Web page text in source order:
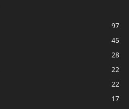
97
45
28
22
22
17